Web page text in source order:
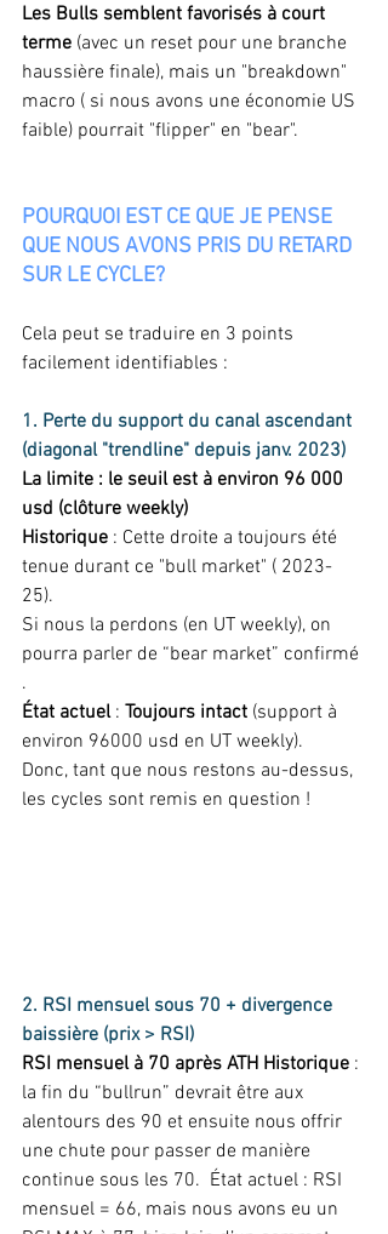
Les Bulls semblent favorisés à court
terme (avec un reset pour une branche
haussière finale), mais un "breakdown"
macro ( si nous avons une économie US
faible) pourrait "flipper" en "bear".
POURQUOI EST CE QUE JE PENSE
QUE NOUS AVONS PRIS DU RETARD
SUR LE CYCLE?
Cela peut se traduire en 3 points
facilement identifiables :
1. Perte du support du canal ascendant
(diagonal "trendline" depuis janv. 2023)
La limite : le seuil est à environ 96 000
usd (clôture weekly)
Historique : Cette droite a toujours été
tenue durant ce "bull market" ( 2023-
25).
Si nous la perdons (en UT weekly), on
pourra parler de “bear market” confirmé
.
État actuel : Toujours intact (support à
environ 96000 usd en UT weekly).
Donc, tant que nous restons au-dessus,
les cycles sont remis en question !
2. RSI mensuel sous 70 + divergence
baissière (prix > RSI)
RSI mensuel à 70 après ATH Historique :
la fin du “bullrun” devrait être aux
alentours des 90 et ensuite nous offrir
une chute pour passer de manière
continue sous les 70.  État actuel : RSI
mensuel = 66, mais nous avons eu un